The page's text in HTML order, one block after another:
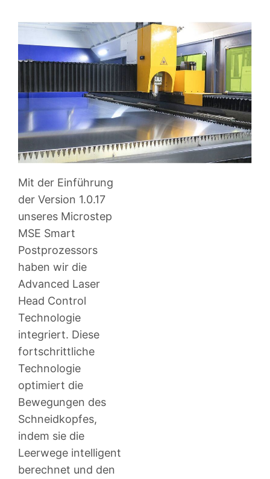
Mit der Einführung
der Version 1.0.17
unseres Microstep
MSE Smart
Postprozessors
haben wir die
Advanced Laser
Head Control
Technologie
integriert. Diese
fortschrittliche
Technologie
optimiert die
Bewegungen des
Schneidkopfes,
indem sie die
Leerwege intelligent
berechnet und den